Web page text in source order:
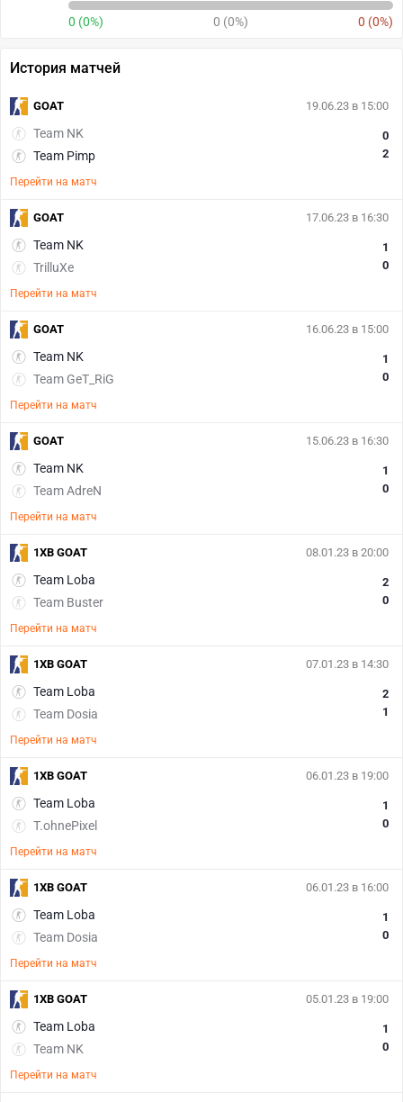
0 (0%) 0 (0%) 0 (0%)
История матчей
19.06.23 в 15:00
Team NK
Team Pimp
0
2
Перейти на матч
GOAT
17.06.23 в 16:30
Team NK
TrilluXe
1
0
Перейти на матч
GOAT
16.06.23 в 15:00
Team NK
Team GeT_RiG
1
0
Перейти на матч
GOAT
15.06.23 в 16:30
Team NK
Team AdreN
1
0
Перейти на матч
GOAT
08.01.23 в 20:00
Team Loba
Team Buster
2
0
Перейти на матч
1XB GOAT
07.01.23 в 14:30
Team Loba
Team Dosia
2
1
Перейти на матч
1XB GOAT
06.01.23 в 19:00
Team Loba
T.ohnePixel
1
0
Перейти на матч
1XB GOAT
06.01.23 в 16:00
Team Loba
Team Dosia
1
0
Перейти на матч
1XB GOAT
05.01.23 в 19:00
Team Loba
Team NK
1
0
Перейти на матч
1XB GOAT